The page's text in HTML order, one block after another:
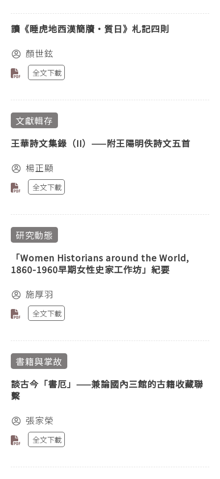
讀《睡虎地西漢簡牘‧質日》札記四則
顏世鉉
全文下載
文獻輯存
王華詩文集錄（II）——附王陽明佚詩文五首
楊正顯
全文下載
研究動態
「Women Historians around the World,
1860-1960早期女性史家工作坊」紀要
施厚羽
全文下載
書籍與掌故
談古今「書厄」——兼論國內三館的古籍收藏聯
繫
張家榮
全文下載